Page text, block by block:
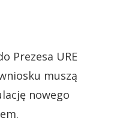
Prezesa URE
muszą
nowego